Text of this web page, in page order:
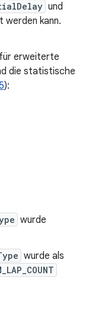
und
werden kann.
erweiterte
die statistische
):
wurde
wurde als